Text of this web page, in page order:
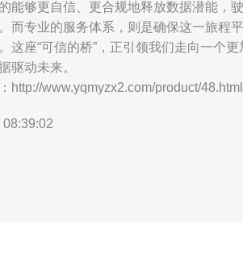
能够更自信、更合规地释放数据潜能，驶
而专业的服务体系，则是确保这一旅程平
这座“可信的桥”，正引领我们走向一个更
驱动未来。
http://www.yqmyzx2.com/product/48.html